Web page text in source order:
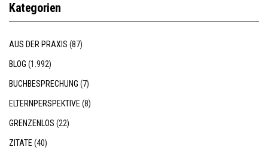
Kategorien
AUS DER PRAXIS (87)
BLOG (1.992)
BUCHBESPRECHUNG (7)
ELTERNPERSPEKTIVE (8)
GRENZENLOS (22)
ZITATE (40)